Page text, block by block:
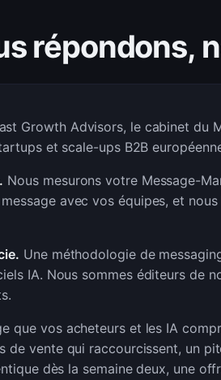
répondons,
Growth Advisors, le cabinet du
et scale-ups B2B
Nous mesurons votre Message-
avec vos équipes, et nous
Une méthodologie de
IA. Nous sommes éditeurs de
que vos acheteurs et les IA
de vente qui raccourcissent, un
dès la semaine deux, une